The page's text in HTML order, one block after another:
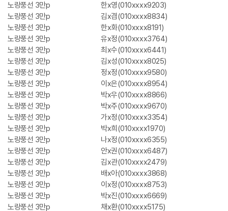
노랑풍선 3만p
한x영(010xxxx9203)
노랑풍선 3만p
김x겸(010xxxx8834)
노랑풍선 3만p
한x화(010xxxx8191)
노랑풍선 3만p
유x정(010xxxx3764)
노랑풍선 3만p
최x수(010xxxx6441)
노랑풍선 3만p
김x성(010xxxx8025)
노랑풍선 3만p
정x정(010xxxx9580)
노랑풍선 3만p
이x은(010xxxx8954)
노랑풍선 3만p
박x우(010xxxx8866)
노랑풍선 3만p
박x주(010xxxx9670)
노랑풍선 3만p
가x정(010xxxx3354)
노랑풍선 3만p
박x희(010xxxx1970)
노랑풍선 3만p
나x정(010xxxx6355)
노랑풍선 3만p
안x권(010xxxx6487)
노랑풍선 3만p
김x관(010xxxx2479)
노랑풍선 3만p
배x아(010xxxx3868)
노랑풍선 3만p
이x정(010xxxx8753)
노랑풍선 3만p
박x진(010xxxx6669)
노랑풍선 3만p
채x환(010xxxx5175)